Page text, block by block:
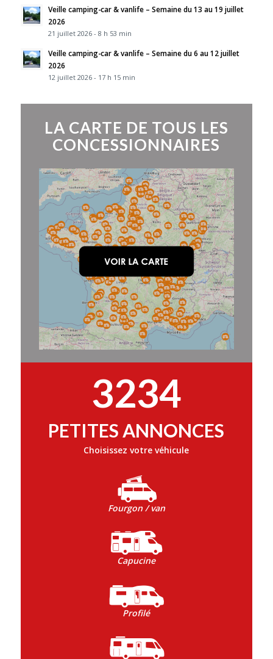
Veille camping-car & vanlife – Semaine du 13 au 19 juillet
2026
21 juillet 2026 - 8 h 53 min
Veille camping-car & vanlife – Semaine du 6 au 12 juillet
2026
12 juillet 2026 - 17 h 15 min
LA CARTE DE TOUS LES
CONCESSIONNAIRES
3234
PETITES ANNONCES
Choisissez votre véhicule
Fourgon / van
Capucine
Profilé